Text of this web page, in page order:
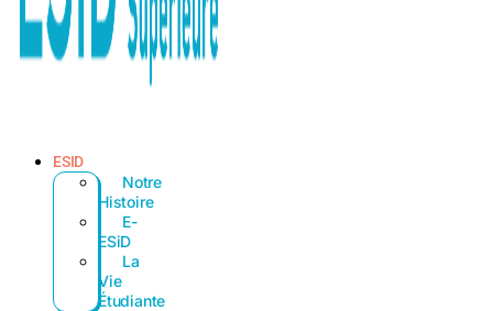
ESID
Notre
Histoire
E-
ESiD
La
Vie
Étudiante